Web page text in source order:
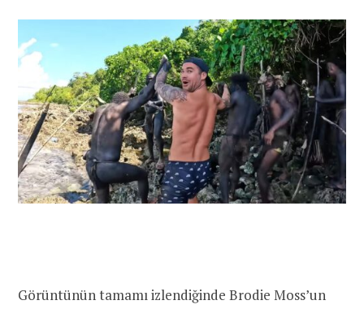
Görüntünün tamamı izlendiğinde Brodie Moss’un